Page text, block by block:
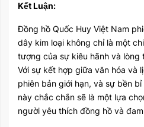
Kết Luận:
Đồng hồ Quốc Huy Việt Nam
dây kim loại không chỉ là một
tượng của sự kiêu hãnh và lòng
Với sự kết hợp giữa văn hóa và
phiên bản giới hạn, và sự bền
này chắc chắn sẽ là một lựa
người yêu thích đồng hồ và